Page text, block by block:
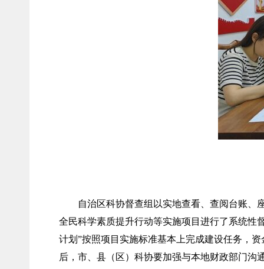
自治区科协督查组以实地查看、查阅台账、
全民科学素质提升行动等实施项目进行了系统性
计划”按照项目实施标准基本上完成建设任务，
后，市、县（区）科协要加强与本地财政部门